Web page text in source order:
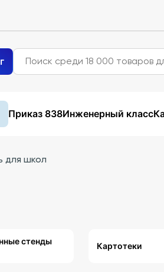
Приказ 838Инженерный класс
для школ
стенды
Картотеки